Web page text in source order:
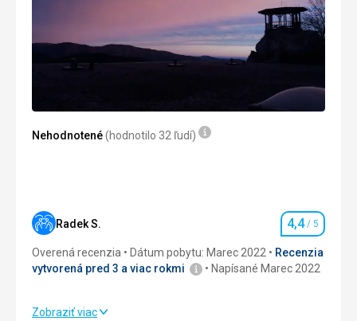
Nehodnotené(hodnotilo 32 ľudí)
Radek S. Hodnotenie
4,4/ 5
Overená recenzia Dátum pobytu: Marec 2022
Recenzia
vytvorená pred 3 a viac rokmi
Napísané Marec 2022
Zobraziť viac